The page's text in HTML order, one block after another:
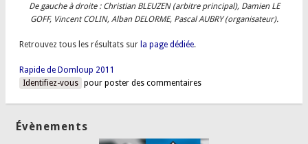
De gauche à droite : Christian BLEUZEN (arbitre principal), Damien LE
GOFF, Vincent COLIN, Alban DELORME, Pascal AUBRY (organisateur).
Retrouvez tous les résultats sur la page dédiée.
Rapide de Domloup 2011
Identifiez-vous pour poster des commentaires
Évènements